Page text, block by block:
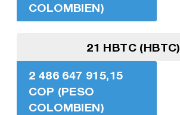
COLOMBIEN)
21 HBTC (HBTC)
2 486 647 915,15
COP (PESO
COLOMBIEN)